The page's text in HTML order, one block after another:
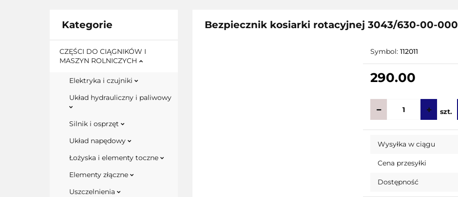
Kategorie
CZĘŚCI DO CIĄGNIKÓW I
MASZYN ROLNICZYCH
Elektryka i czujniki
Układ hydrauliczny i paliwowy
Silnik i osprzęt
Układ napędowy
Łożyska i elementy toczne
Elementy złączne
Uszczelnienia
Bezpiecznik kosiarki rotacyjnej 3043/630-00-000
Symbol:112011
290.00
szt.
Wysyłka w ciągu
Cena przesyłki
Dostępność